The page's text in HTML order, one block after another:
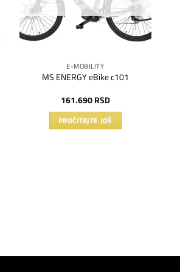
E-MOBILITY
MS ENERGY eBike c101
161.690RSD
PROČITAJTE JOŠ